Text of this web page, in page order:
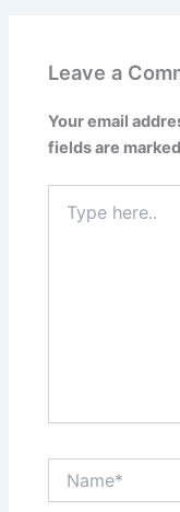
Leave a
Your email
fields are marked
here..